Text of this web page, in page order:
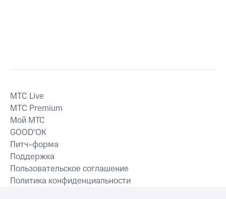
MTС Live
MTС Premium
Мой МТС
GOOD’OK
Питч-форма
Поддержка
Пользовательское соглашение
Политика конфиденциальности